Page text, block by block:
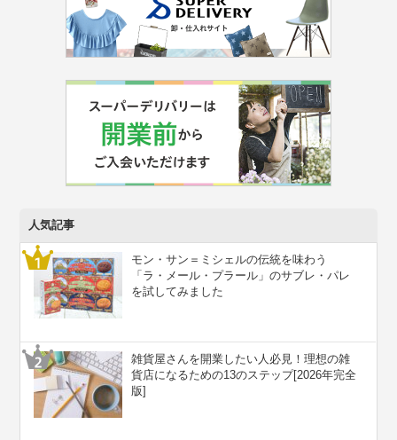
人気記事
モン・サン＝ミシェルの伝統を味わう
「ラ・メール・プラール」のサブレ・パレ
を試してみました
雑貨屋さんを開業したい人必見！理想の雑
貨店になるための13のステップ[2026年完全
版]